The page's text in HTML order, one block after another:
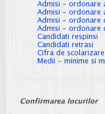
Admisi - ordonare
Admisi - ordonare
Admisi - ordonare
Admisi - ordonare
Candidati respinsi
Candidati retrasi
Cifra de scolarizare
Medii - minime si
Confirmarea locurilor